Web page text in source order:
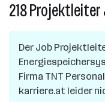
218Projektleiter
Der Job
Firma TNT
karriere.at leider